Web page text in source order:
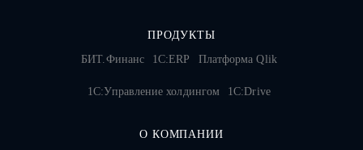
ПРОДУКТЫ
БИТ.Финанс
1С:ERP Платформа Qlik
1С:Управление холдингом 1C:Drive
О КОМПАНИИ